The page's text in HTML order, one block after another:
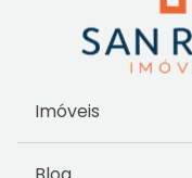
Imóveis